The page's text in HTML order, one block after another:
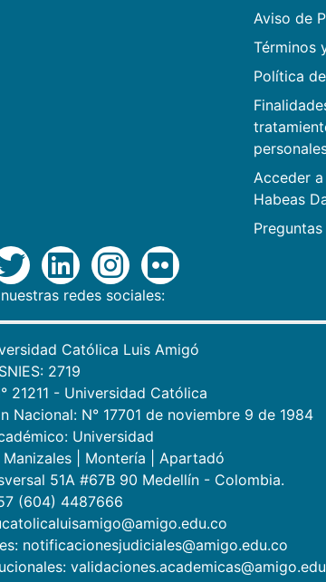
Aviso de
Términos
Política
Acceder
Habeas
redes sociales:
Católica Luis Amigó
SNIES: 2719
21211 - Universidad Católica
Nacional: N° 17701 de noviembre 9 de 1984
Universidad
Manizales Montería
Apartadó
51A #67B 90 Medellín - Colombia.
(604) 4487666
notificacionesjudiciales@amigo.edu.co